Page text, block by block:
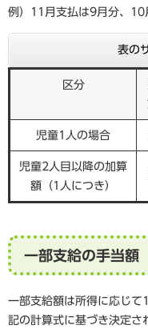
例）11月支払は9月分、10
表の
区分
児童1人の場合
児童2人目以降の加算
額（1人につき）
一部支給の手当額
一部支給額は所得に応じて
記の計算式に基づき決定さ